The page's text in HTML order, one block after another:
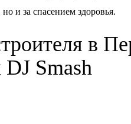
и за спасением здоровья.
в
DJ Smash